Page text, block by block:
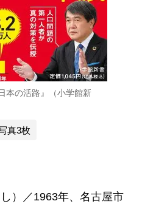
本の活路』（小学館新
真3枚
）／1963年、名古屋市